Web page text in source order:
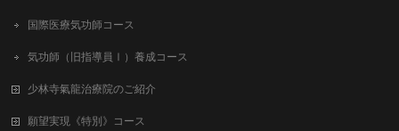
国際医療気功師コース
気功師（旧指導員Ⅰ）養成コース
少林寺氣龍治療院のご紹介
願望実現《特別》コース